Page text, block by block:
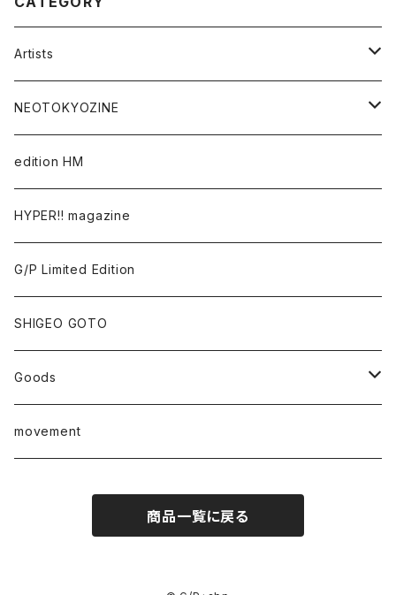
Artists
Takaaki Akashi
Kenta Cobayashi
Tomoo Gokita
Yutaka Hashimura
Mayumi Hosokura
Keiji Ito
junaida
Masahide Kobayashi
NEOTOKYOZINE
BROKEN MIRRORS
TOKYO FRONTLINE PHOTO AWARD
edition HM
HYPER!! magazine
G/P Limited Edition
SHIGEO GOTO
Goods
T-shirt
movement
商品一覧に戻る